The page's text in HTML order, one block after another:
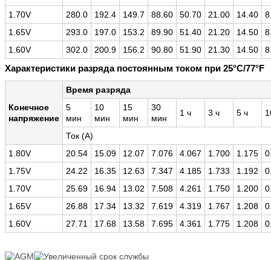
1.70V
280.0 192.4 149.7 88.60 50.70 21.00 14.40
1.65V
293.0 197.0 153.2 89.90 51.40 21.20 14.50
1.60V
302.0 200.9 156.2 90.80 51.90 21.30 14.50
Характеристики разряда постоянным током при 25°C/77°F
Конечное
напряжение
Время разряда
5
мин
10
мин
15
мин
30
мин
1 ч 3 ч 5 ч
Ток (A)
1.80V
20.54 15.09 12.07 7.076 4.067 1.700 1.175
1.75V
24.22 16.35 12.63 7.347 4.185 1.733 1.192
1.70V
25.69 16.94 13.02 7.508 4.261 1.750 1.200
1.65V
26.88 17.34 13.32 7.619 4.319 1.767 1.208
1.60V
27.71 17.68 13.58 7.695 4.361 1.775 1.208